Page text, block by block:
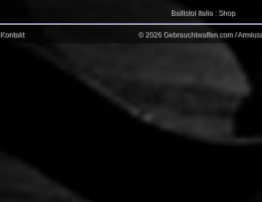
Ballistol Italia : Shop
Kontakt © 2026 Gebrauchtwaffen.com /